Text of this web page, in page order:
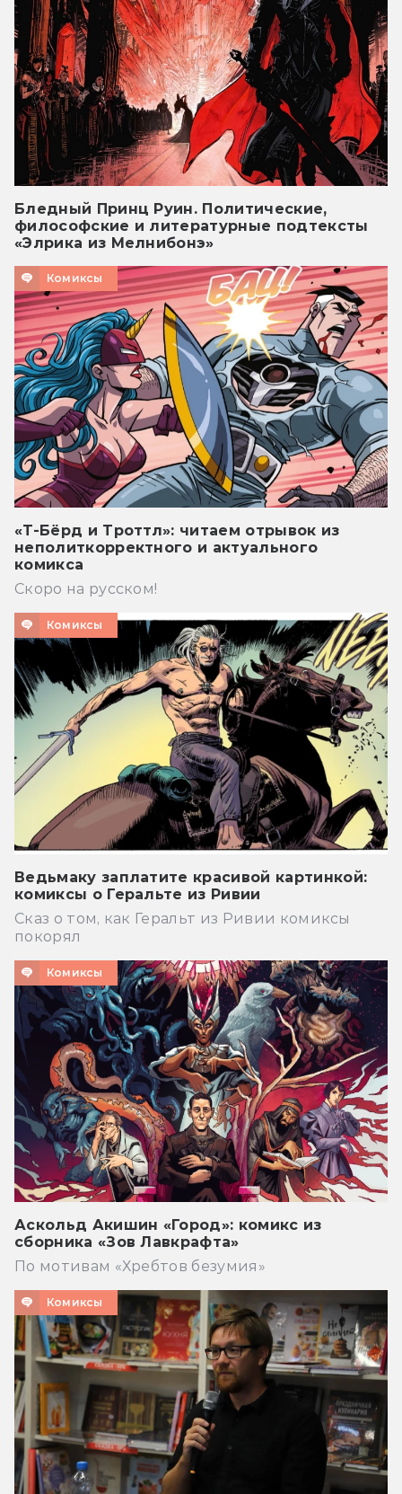
Бледный Принц Руин. Политические,
философские и литературные подтексты
«Элрика из Мелнибонэ»
Комиксы
«Т-Бёрд и Троттл»: читаем отрывок из
неполиткорректного и актуального
комикса
Скоро на русском!
Комиксы
Ведьмаку заплатите красивой картинкой:
комиксы о Геральте из Ривии
Сказ о том, как Геральт из Ривии комиксы
покорял
Комиксы
Аскольд Акишин «Город»: комикс из
сборника «Зов Лавкрафта»
По мотивам «Хребтов безумия»
Комиксы